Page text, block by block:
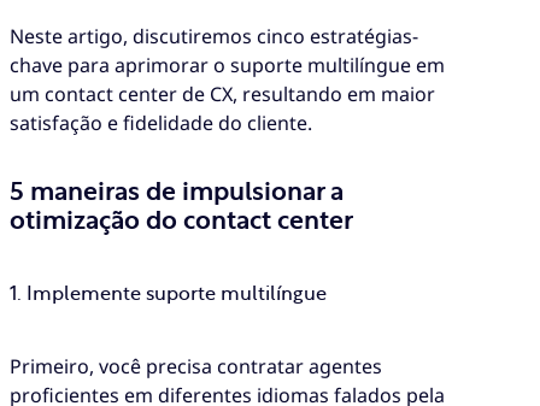
Neste artigo, discutiremos cinco estratégias-
chave para aprimorar o suporte multilíngue em
um contact center de CX, resultando em maior
satisfação e fidelidade do cliente.
5 maneiras de impulsionar a
otimização do contact center
1. Implemente suporte multilíngue
Primeiro, você precisa contratar agentes
proficientes em diferentes idiomas falados pela